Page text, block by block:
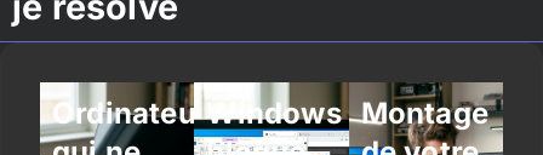
OrdinateurWindows Montage